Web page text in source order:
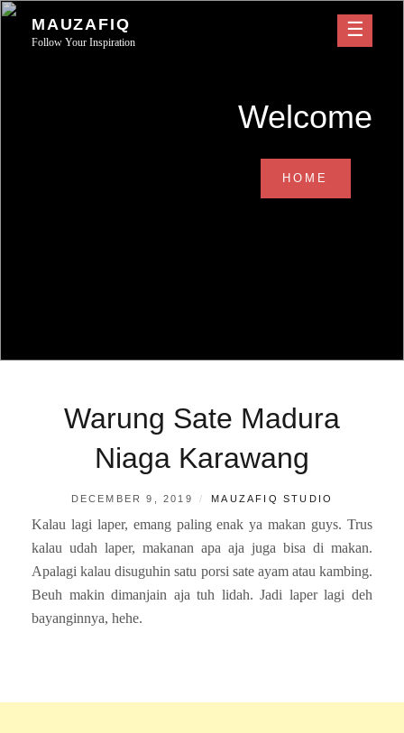
Skip
MAUZAFIQ
Follow Your Inspiration
Welcome
HOME
Warung Sate Madura
Niaga Karawang
POSTED
DECEMBER 9, 2019 BY
MAUZAFIQ STUDIO
Kalau lagi laper, emang paling enak ya makan guys. Trus
kalau udah laper, makanan apa aja juga bisa di makan.
Apalagi kalau disuguhin satu porsi sate ayam atau kambing.
Beuh makin dimanjain aja tuh lidah. Jadi laper lagi deh
bayanginnya, hehe.